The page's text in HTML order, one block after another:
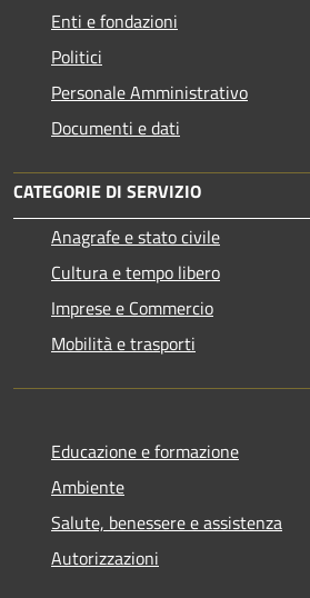
Enti e fondazioni
Politici
Personale Amministrativo
Documenti e dati
CATEGORIE DI SERVIZIO
Anagrafe e stato civile
Cultura e tempo libero
Imprese e Commercio
Mobilità e trasporti
Educazione e formazione
Ambiente
Salute, benessere e assistenza
Autorizzazioni